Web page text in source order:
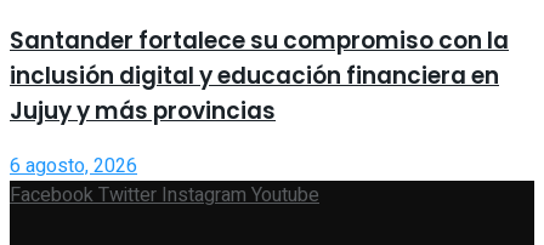
Santander fortalece su compromiso con la
inclusión digital y educación financiera en
Jujuy y más provincias
6 agosto, 2026
FacebookTwitterInstagramYoutube